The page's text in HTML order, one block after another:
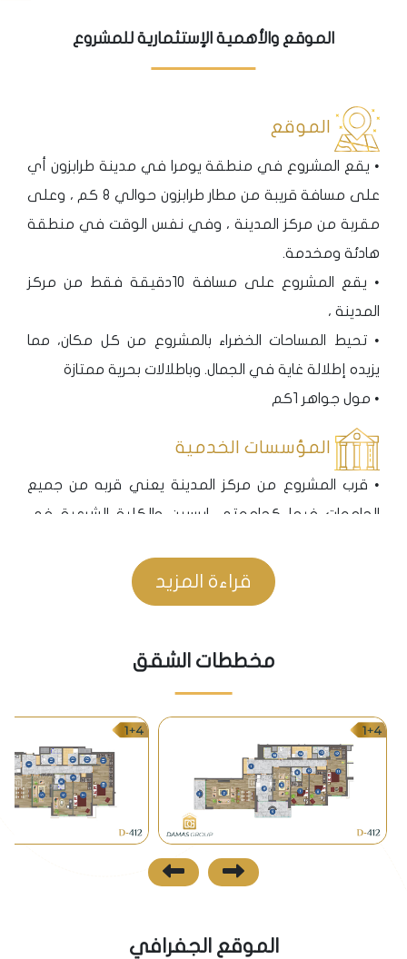
الموقع والأهمية الإستثمارية للمشروع
الموقع
• يقع المشروع في منطقة يومرا في مدينة طرابزون أي
على مسافة قريبة من مطار طرابزون حوالي 8 كم ، وعلى
مقربة من مركز المدينة ، وفي نفس الوقت في منطقة
هادئة ومخدمة.
• يقع المشروع على مسافة 10دقيقة فقط من مركز
المدينة ،
• تحيط المساحات الخضراء بالمشروع من كل مكان، مما
يزيده إطلالة غاية في الجمال. وباطلالات بحرية ممتازة
• مول جواهر 1كم
المؤسسات الخدمية
• قرب المشروع من مركز المدينة يعني قربه من جميع
الجامعات فيها كجامعتي ايرسين والكلية الشرعية في
• ومن جميع المشافي العامة والخاصة كمشفى البحر
الاسود التخصصي ومشفى امبرلي
مناطق مدينة طرابزون، أي قريب من وسائل المواصلات
العامة من باص وميني باص.
نظرة مستقبلية
• تعتبر منطقة المشروع من أكثر مناطق طرابزون التي
تشهد حركة عمرانية سريعة، كما تعتبر من مناطق طرابزون
قراءة المزيد
مخططات الشقق
الموقع الجفرافي